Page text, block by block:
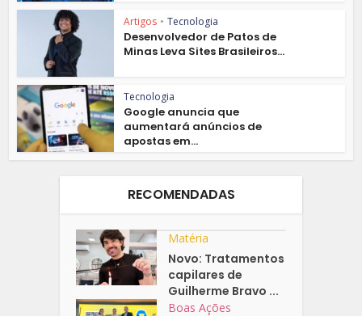
Artigos • Tecnologia
Desenvolvedor de Patos de
Minas Leva Sites Brasileiros...
Tecnologia
Google anuncia que
aumentará anúncios de
apostas em...
RECOMENDADAS
Matéria
Novo: Tratamentos
capilares de
Guilherme Bravo ...
Boas Ações